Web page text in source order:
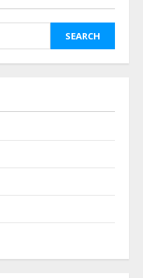
SEARCH